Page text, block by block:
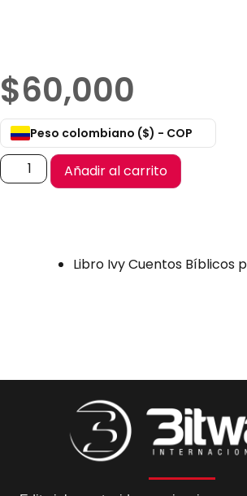
$60,000
Peso colombiano ($) - COP
Añadir al carrito
Libro Ivy Cuentos Bíblicos